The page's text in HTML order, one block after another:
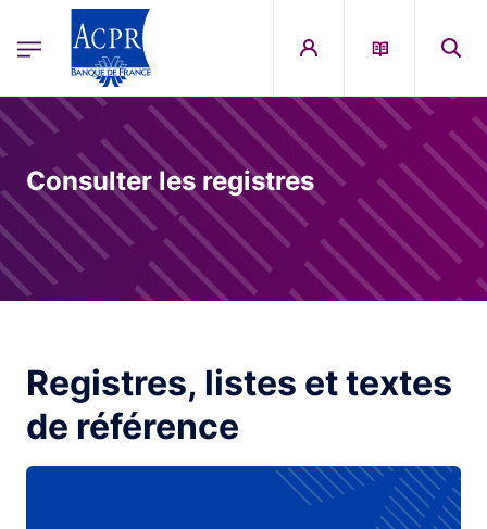
ACPR Menu Principal (French)
Consulter les registres
Registres, listes et textes
de référence